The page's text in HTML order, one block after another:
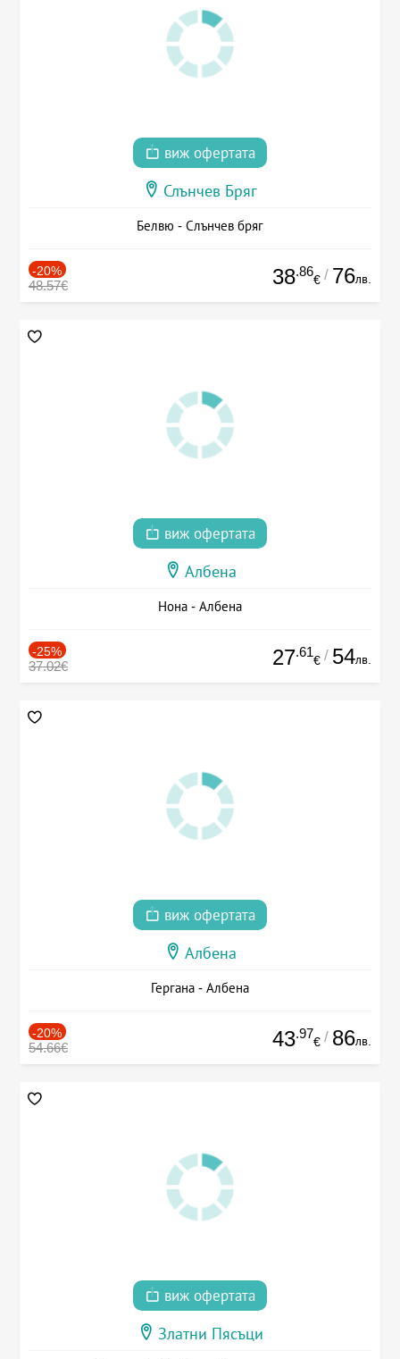
виж офертата
Слънчев Бряг
Белвю - Слънчев бряг
-20%
48.57€ 38.86
€ / 76лв.
виж офертата
Албена
Нона - Албена
-25%
37.02€ 27.61
€ / 54лв.
виж офертата
Албена
Гергана - Албена
-20%
54.66€ 43.97
€ / 86лв.
виж офертата
Златни Пясъци